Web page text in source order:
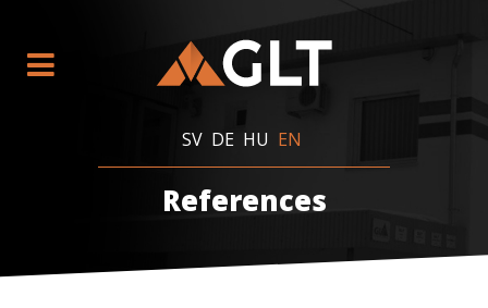
SV DE HU EN
References